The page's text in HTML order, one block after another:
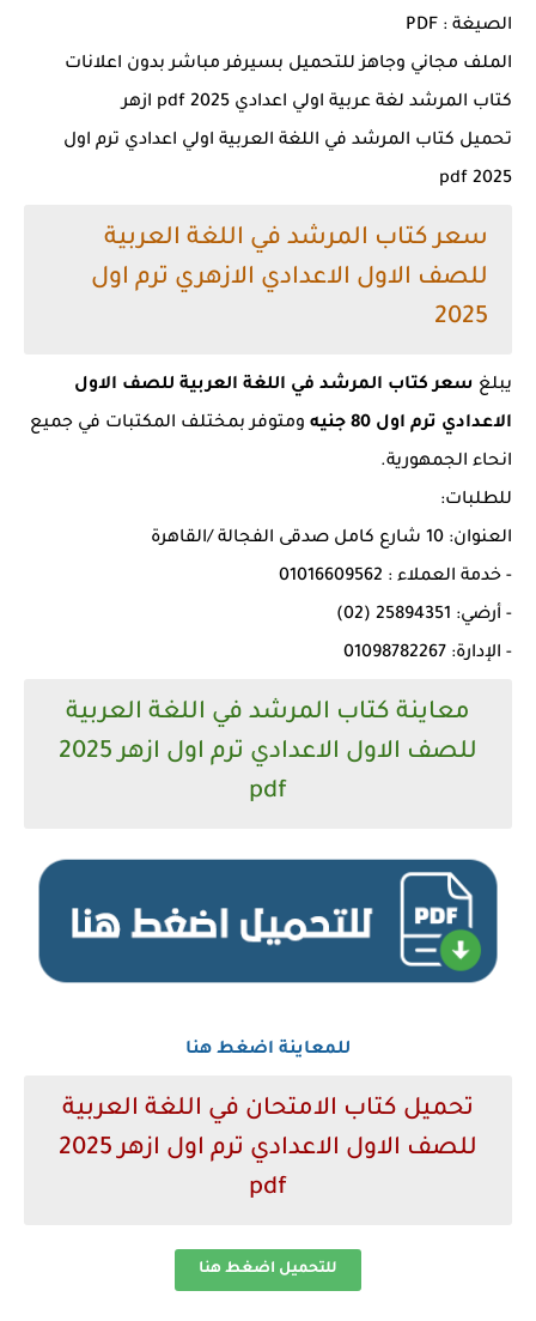
الصيغة : PDF
الملف مجاني وجاهز للتحميل بسيرفر مباشر بدون اعلانات
كتاب المرشد لغة عربية اولي اعدادي 2025 pdf ازهر
تحميل كتاب المرشد في اللغة العربية اولي اعدادي ترم اول
2025 pdf
سعر كتاب المرشد في اللغة العربية
للصف الاول الاعدادي الازهري ترم اول
2025
يبلغ سعر كتاب المرشد في اللغة العربية للصف الاول
الاعدادي ترم اول 80 جنيه
ومتوفر بمختلف المكتبات في جميع
انحاء الجمهورية.
للطلبات:
العنوان: 10 شارع كامل صدقى الفجالة /القاهرة
- خدمة العملاء : 01016609562
- أرضي: 25894351 (02)
- الإدارة: 01098782267
معاينة كتاب المرشد في اللغة العربية
للصف الاول الاعدادي ترم اول ازهر 2025
pdf
للمعاينة اضغط هنا
تحميل كتاب الامتحان في اللغة العربية
للصف الاول الاعدادي ترم اول ازهر 2025
pdf
للتحميل اضغط هنا